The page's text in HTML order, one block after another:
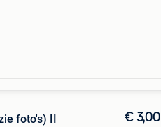
foto's) II € 3,00